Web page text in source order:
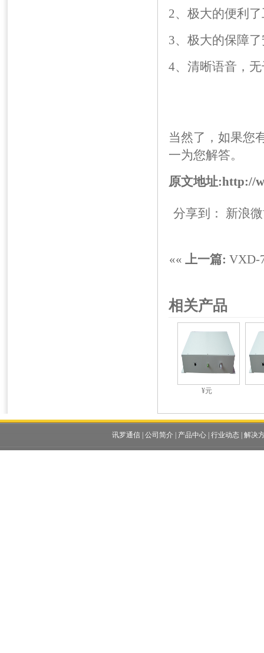
2、极大的便利
3、极大的保障
4、清晰语音，
当然了，如果您
一为您解答。
原文地址:http://
分享到： 新浪
«« 上一篇: VXD-
相关产品
¥元
讯罗通信| 公司简介| 产品中心| 行业动态| 解决